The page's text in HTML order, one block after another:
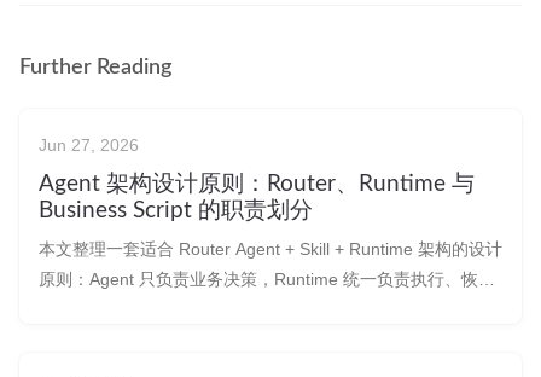
Further Reading
Jun 27, 2026
Agent 架构设计原则：Router、Runtime 与
Business Script 的职责划分
本文整理一套适合 Router Agent + Skill + Runtime 架构的设计
原则：Agent 只负责业务决策，Runtime 统一负责执行、恢